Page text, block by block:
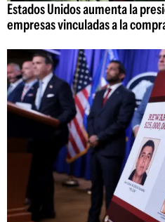
Estados Unidos aumenta la
empresas vinculadas a la